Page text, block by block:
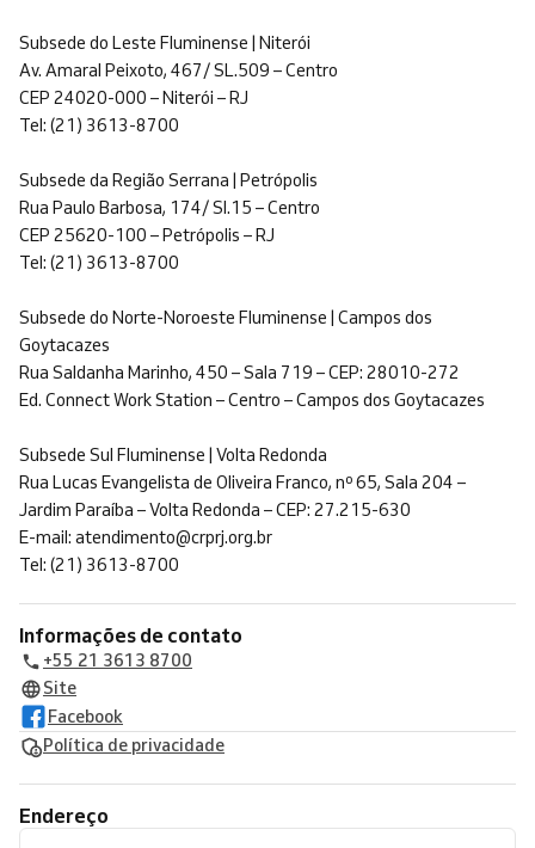
Subsede do Leste Fluminense | Niterói
Av. Amaral Peixoto, 467/ SL.509 – Centro
CEP 24020-000 – Niterói – RJ
Tel: (21) 3613-8700
Subsede da Região Serrana | Petrópolis
Rua Paulo Barbosa, 174/ Sl.15 – Centro
CEP 25620-100 – Petrópolis – RJ
Tel: (21) 3613-8700
Subsede do Norte-Noroeste Fluminense | Campos dos
Goytacazes
Rua Saldanha Marinho, 450 – Sala 719 – CEP: 28010-272
Ed. Connect Work Station – Centro – Campos dos Goytacazes
Subsede Sul Fluminense | Volta Redonda
Rua Lucas Evangelista de Oliveira Franco, nº 65, Sala 204 –
Jardim Paraíba – Volta Redonda – CEP: 27.215-630
E-mail: atendimento@crprj.org.br
Tel: (21) 3613-8700
Informações de contato
+55 21 3613 8700
Site
Facebook
Política de privacidade
Endereço